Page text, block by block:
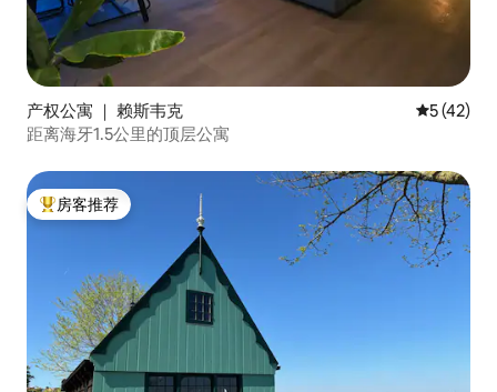
产权公寓 ｜ 赖斯韦克 平均评分
5 (42)
距离海牙1.5公里的顶层公寓
热门「房客推荐」
房客推荐